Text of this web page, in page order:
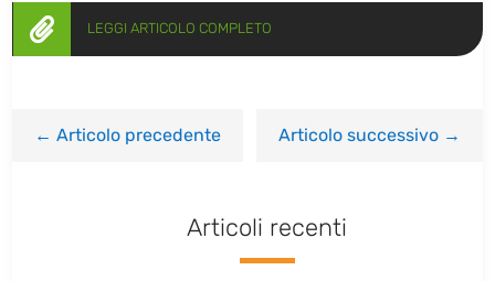
 LEGGI ARTICOLO COMPLETO
←Articolo precedente Articolo successivo→
Articoli recenti